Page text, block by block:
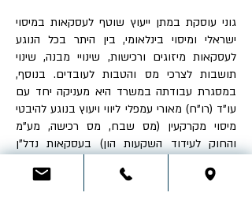
גוני עוסקת במתן ייעוץ שוטף לעסקאות במיסוי
ישראלי ומיסוי בינלאומי, בין היתר בכל הנוגע
לעסקאות מיזוגים ורכישות, שינויי מבנה, שינוי
תושבות לצרכי מס והטבות לעובדים. בנוסף,
במסגרת עבודתה במשרד היא מעניקה יחד עם
עו"ד (רו"ח) מאורי עמפלי ליווי ויעוץ בנוגע להיבטי
מיסוי מקרקעין (מס שבח, מס רכישה, מע"מ
והחוק לעידוד השקעות הון) בעסקאות נדל"ן
38, תוכניות חיזוק ועיבוי), עסקאות קומבינציה,
הסכמי מכר, פיתוח, מימון ומבצעת הערכות סיכון,